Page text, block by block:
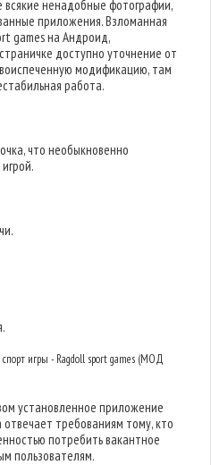
ненадобные фотографии,
приложения. Взломанная
games на Андроид,
доступно уточнение от
модификацию, там
работа.
что необыкновенно
спорт игры - Ragdoll sport games (МОД
установленное приложение
требованиям тому, кто
потребить вакантное
пользователям.